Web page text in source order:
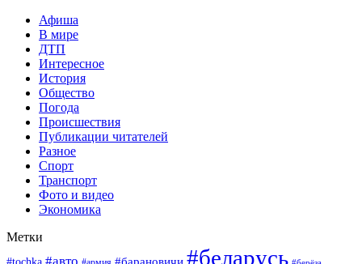
Афиша
В мире
ДТП
Интересное
История
Общество
Погода
Происшествия
Публикации читателей
Разное
Спорт
Транспорт
Фото и видео
Экономика
Метки
#беларусь